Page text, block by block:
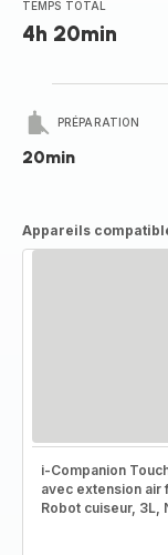
TEMPS TOTAL
4h 20min
PRÉPARATION
20min
Appareils
i-Companion
avec extension air
Robot cuiseur, 3L,